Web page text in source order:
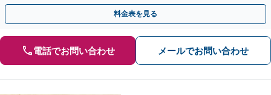
事務所【実績5,000件以上】【財産を残して借金整理】
料金表を見る
電話でお問い合わせ メールでお問い合わせ